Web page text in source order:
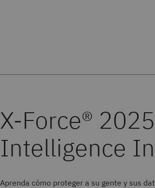
Aprenda cómo proteger a su gente y sus